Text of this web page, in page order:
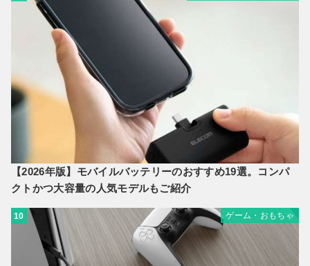
【2026年版】モバイルバッテリーのおすすめ19選。コンパ
クトかつ大容量の人気モデルもご紹介
10 ゲーム・おもちゃ